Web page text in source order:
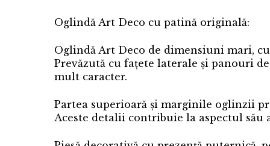
Oglindă Art Deco cu patină originală:
Oglindă Art Deco de dimensiuni mari,
Prevăzută cu fațete laterale și panouri
mult caracter.
Partea superioară și marginile oglinzii
Aceste detalii contribuie la aspectul său